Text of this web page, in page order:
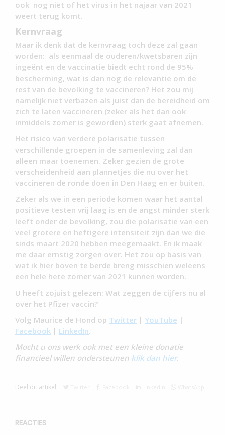
ook nog niet of het virus in het najaar van 2021
weert terug komt.
Kernvraag
Maar ik denk dat de kernvraag toch deze zal gaan
worden: als eenmaal de ouderen/kwetsbaren zijn
ingeënt en de vaccinatie biedt echt rond de 95%
bescherming, wat is dan nog de relevantie om de
rest van de bevolking te vaccineren? Het zou mij
namelijk niet verbazen als juist dan de bereidheid om
zich te laten vaccineren (zeker als het dan ook
inmiddels zomer is geworden) sterk gaat afnemen.
Het risico van verdere polarisatie tussen
verschillende groepen in de samenleving zal dan
alleen maar toenemen. Zeker gezien de grote
verscheidenheid aan plannetjes die nu over het
vaccineren de ronde doen in Den Haag en er buiten.
Zeker als we in een periode komen waar het aantal
positieve testen vrij laag is en de angst minder sterk
leeft onder de bevolking, zou die polarisatie van een
veel grotere en heftigere intensiteit zijn dan we die
sinds maart 2020 hebben meegemaakt. En ik maak
me daar ernstig zorgen over. Het zou op basis van
wat ik hier boven te berde breng misschien weleens
een hele hete zomer van 2021 kunnen worden.
U heeft zojuist gelezen: Wat zeggen de cijfers nu al
over het Pfizer vaccin?
Volg Maurice de Hond op Twitter | YouTube |
Facebook | LinkedIn.
Mocht u ons werk ook met een kleine donatie
financieel willen ondersteunen klik dan hier.
Deel dit artikel:
REACTIES